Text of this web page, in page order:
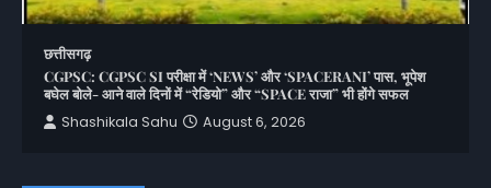
छत्तीसगढ़
CGPSC: CGPSC SI परीक्षा में ‘NEWS’ और ‘SPACERANI’ पास, भूपेश
बघेल बोले- आने वाले दिनों में “रेडियो” और “SPACE राजा” भी होंगे सफल
Shashikala Sahu
August 6, 2026